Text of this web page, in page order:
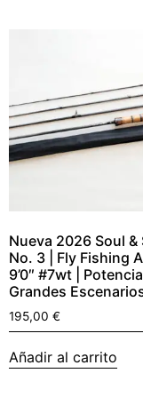
Nueva 2026 Soul &
No. 3 | Fly Fishing
9’0″ #7wt |
Grandes
195,00 €
Añadir al carrito